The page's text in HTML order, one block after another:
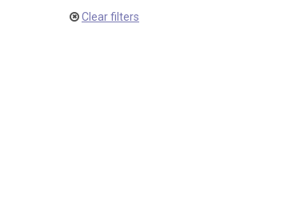
Clear filters